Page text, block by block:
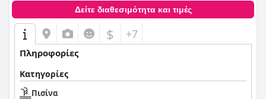
Δείτε διαθεσιμότητα και τιμές
$ +7
Πληροφορίες
Κατηγορίες
Πισίνα